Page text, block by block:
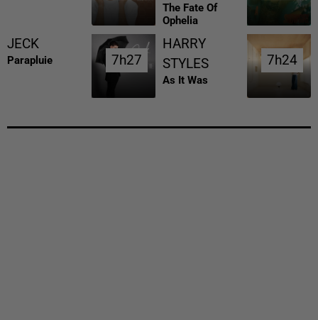
The Fate Of
Ophelia
JECK
Parapluie 7h27
7h27
HARRY
STYLES
As It Was
7h24
7h24